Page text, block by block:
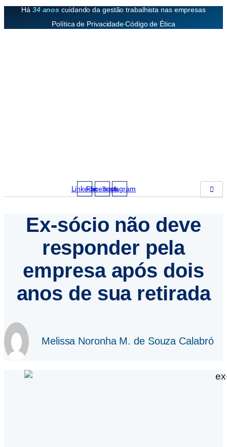
Há 34 anos cuidando da gestão trabalhista nas empresas
Política de PrivacidadeCódigo de Ética
LinkedinFacebookInstagram
Ex-sócio não deve
responder pela
empresa após dois
anos de sua retirada
Melissa Noronha M. de Souza Calabró